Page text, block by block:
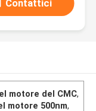
Contattici
motore del CMC,
motore 500nm,